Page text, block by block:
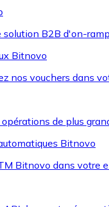
solution B2B d'on-
Bitnovo
nos vouchers dans
de plus
Bitnovo
Bitnovo dans votre